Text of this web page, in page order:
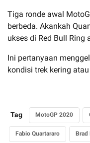
Tiga ronde awal
berbeda. Akankah
ukses di Red Bull Ring
Ini pertanyaan
kondisi trek kering
Tag MotoGP 2020
Fabio Quartararo Brad